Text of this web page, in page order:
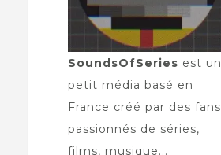
SoundsOfSeries est un
petit média basé en
France créé par des fans
passionnés de séries,
films, musique...